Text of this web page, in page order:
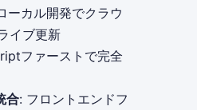
ーカル開発でクラウ
イブ更新
ファーストで完全
合: フロントエンドフ